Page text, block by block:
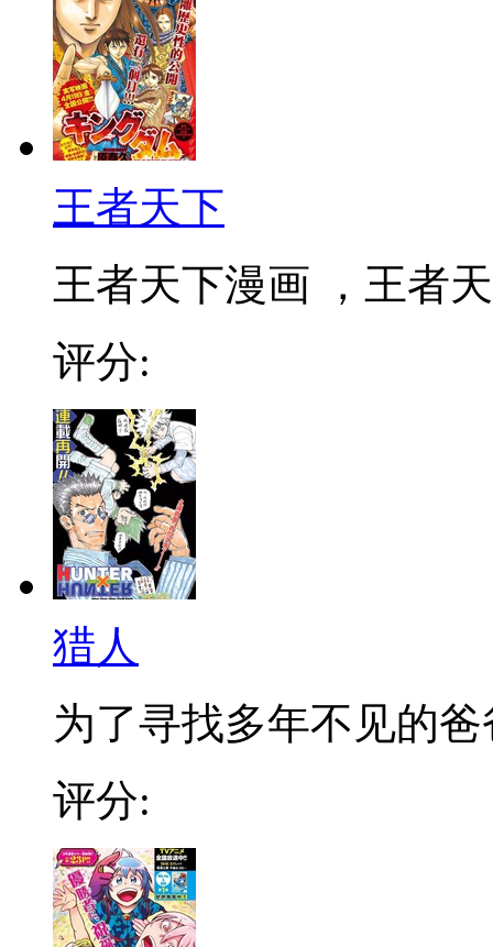
王者天下
王者天下漫画 ，王者
评分:
猎人
为了寻找多年不见的爸
评分: